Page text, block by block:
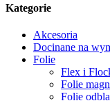
Kategorie
Akcesoria
Docinane na
Folie
Flex i
Folie
Folie